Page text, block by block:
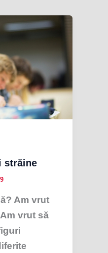
străine
Am vrut
vrut să